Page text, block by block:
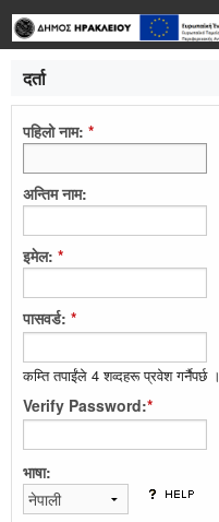
लग-इन
भाषा
सहयोग
दर्ता
पहिलो नाम: *
अन्तिम नाम:
इमेल: *
पासवर्ड: *
कम्ति तपाईंले 4 शव्दहरू प्रवेश गर्नैपर्छ ।
Verify Password:*
भाषा: